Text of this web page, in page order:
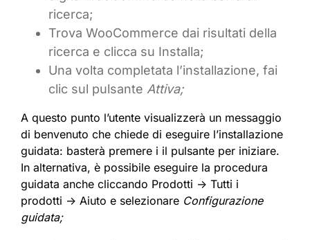
ricerca;
Trova WooCommerce dai risultati della
ricerca e clicca su Installa;
Una volta completata l’installazione, fai
clic sul pulsante Attiva;
A questo punto l’utente visualizzerà un messaggio
di benvenuto che chiede di eseguire l’installazione
guidata: basterà premere i il pulsante per iniziare.
In alternativa, è possibile eseguire la procedura
guidata anche cliccando Prodotti -> Tutti i
prodotti -> Aiuto e selezionare Configurazione
guidata;